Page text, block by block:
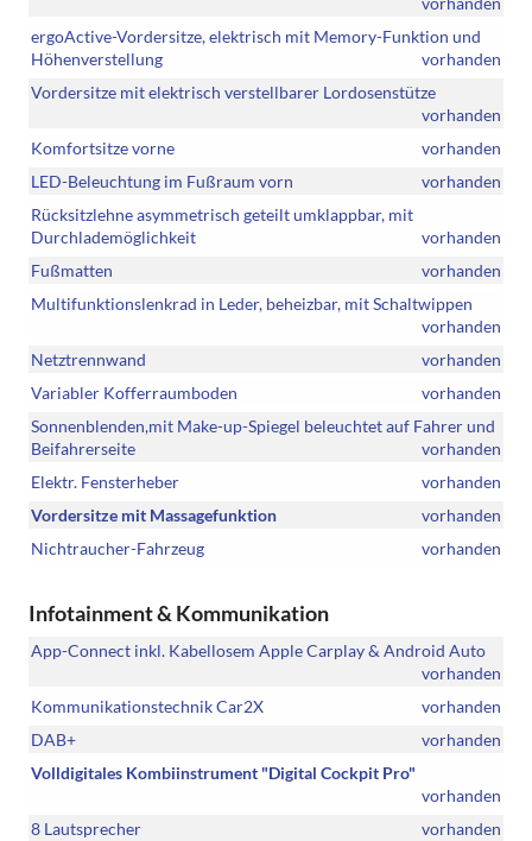
ergoActive-Vordersitze, elektrisch mit Memory-Funktion und
Höhenverstellung
vorhanden
Vordersitze mit elektrisch verstellbarer Lordosenstütze
vorhanden
Komfortsitze vorne
vorhanden
LED-Beleuchtung im Fußraum vorn
vorhanden
Rücksitzlehne asymmetrisch geteilt umklappbar, mit
Durchlademöglichkeit
vorhanden
Fußmatten
vorhanden
Multifunktionslenkrad in Leder, beheizbar, mit Schaltwippen
vorhanden
Netztrennwand
vorhanden
Variabler Kofferraumboden
vorhanden
Sonnenblenden,mit Make-up-Spiegel beleuchtet auf Fahrer und
Beifahrerseite
vorhanden
Elektr. Fensterheber
vorhanden
Vordersitze mit Massagefunktion
vorhanden
Nichtraucher-Fahrzeug
vorhanden
Infotainment & Kommunikation
App-Connect inkl. Kabellosem Apple Carplay & Android Auto
vorhanden
Kommunikationstechnik Car2X
vorhanden
DAB+
vorhanden
Volldigitales Kombiinstrument "Digital Cockpit Pro"
vorhanden
8 Lautsprecher
vorhanden